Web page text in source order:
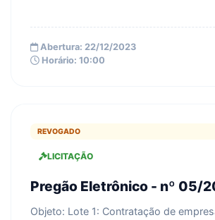
Abertura: 22/12/2023
Horário: 10:00
REVOGADO
LICITAÇÃO
Pregão Eletrônico - nº 05/
Objeto: Lote 1: Contratação de